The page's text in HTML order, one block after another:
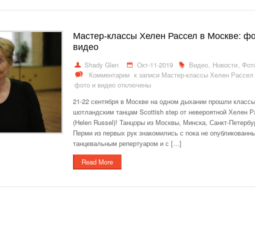
Мастер-классы Хелен Рассел в Москве:
видео
Shady Glen Окт-11-2019 Видео, Новости,
Комментарии к записи Мастер-классы Хелен
фото и видеоотключены
21-22 сентября в Москве на одном дыхании прошли
шотландским танцам Scottish step от невероятной Хелен
(Helen Russel)! Танцоры из Москвы, Минска, Санкт-
Перми из первых рук знакомились с пока не
танцевальным репертуаром и с […]
Read More